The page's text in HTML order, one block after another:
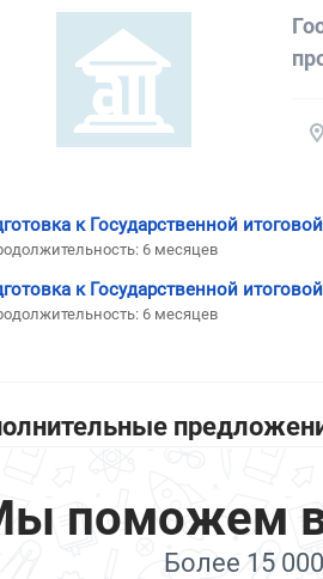
к Государственной
6 месяцев
к Государственной
6 месяцев
поможем
Более 15